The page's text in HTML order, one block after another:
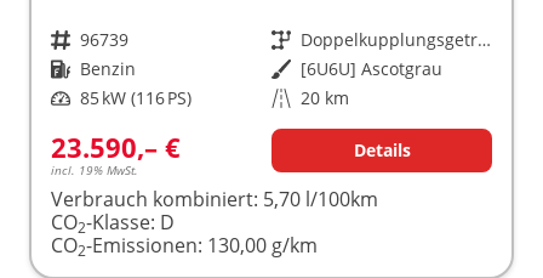
Fahrzeugnr. 96739 Getriebe
Doppelkupplungsgetriebe (DSG)
Kraftstoff Benzin Außenfarbe [6U6U] Ascotgrau
Leistung 85 kW (116 PS) Kilometerstand 20 km
23.590,– €
incl. 19% MwSt.
Details
Verbrauch kombiniert: 5,70 l/100km
CO2-Klasse: D
CO2-Emissionen: 130,00 g/km